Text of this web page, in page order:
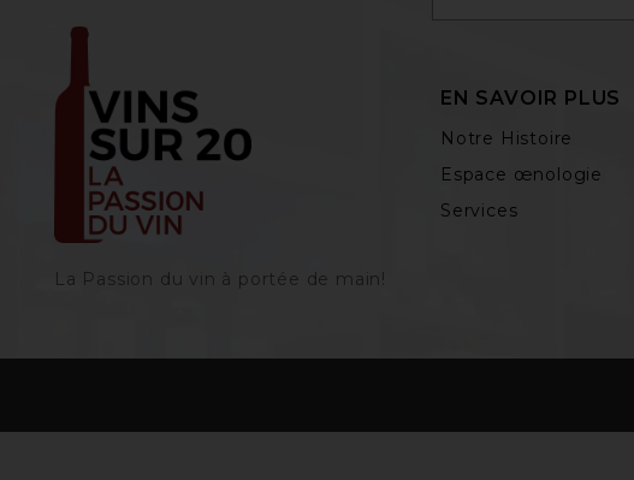
La Passion du vin à portée de main‎!
EN SAVOIR PLUS
Notre Histoire
Espace œnologie
Services